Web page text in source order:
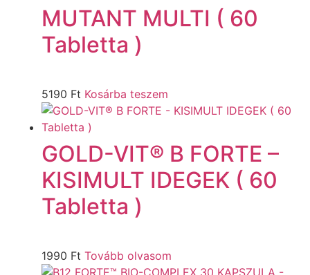
MUTANT MULTI ( 60
Tabletta )
5190 Ft Kosárba teszem
GOLD-VIT® B FORTE –
KISIMULT IDEGEK ( 60
Tabletta )
1990 Ft Tovább olvasom